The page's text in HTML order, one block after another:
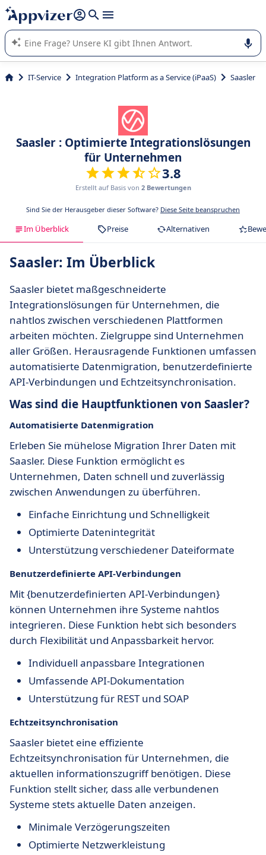
beantworten (mehrere Zeilen mit
Die KI von Appvizer führt Sie bei der Nutzung oder Auswahl
von SaaS-Software in Unternehmen.
IT-Service Integration Platform as a Service (iPaaS) Saasler
Saasler : Optimierte Integrationslösungen
für Unternehmen
3.8
Erstellt auf Basis von 2 Bewertungen
Sind Sie der Herausgeber dieser Software? Diese Seite beanspruchen
Im Überblick Preise Alternativen
Saasler: Im Überblick
Saasler bietet maßgeschneiderte
Integrationslösungen für Unternehmen, die
nahtlos zwischen verschiedenen Plattformen
arbeiten möchten. Zielgruppe sind Unternehmen
aller Größen. Herausragende Funktionen umfassen
automatisierte Datenmigration, benutzerdefinierte
API-Verbindungen und Echtzeitsynchronisation.
Was sind die Hauptfunktionen von Saasler?
Automatisierte Datenmigration
Erleben Sie mühelose Migration Ihrer Daten mit
Saasler. Diese Funktion ermöglicht es
Unternehmen, Daten schnell und zuverlässig
zwischen Anwendungen zu überführen.
Einfache Einrichtung und Schnelligkeit
Optimierte Datenintegrität
Unterstützung verschiedener Dateiformate
Benutzerdefinierte API-Verbindungen
Mit {benutzerdefinierten API-Verbindungen}
können Unternehmen ihre Systeme nahtlos
integrieren. Diese Funktion hebt sich besonders
durch Flexibilität und Anpassbarkeit hervor.
Individuell anpassbare Integrationen
Umfassende API-Dokumentation
Unterstützung für REST und SOAP
Echtzeitsynchronisation
Saasler bietet eine effiziente
Echtzeitsynchronisation für Unternehmen, die
aktuellen informationszugriff benötigen. Diese
Funktion stellt sicher, dass alle verbundenen
Systeme stets aktuelle Daten anzeigen.
Minimale Verzögerungszeiten
Optimierte Netzwerkleistung